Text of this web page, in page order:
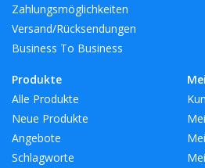
Zahlungsmöglichkeiten
Versand/Rücksendungen
Business To Business
Produkte
Alle Produkte
Neue Produkte
Angebote
Schlagworte